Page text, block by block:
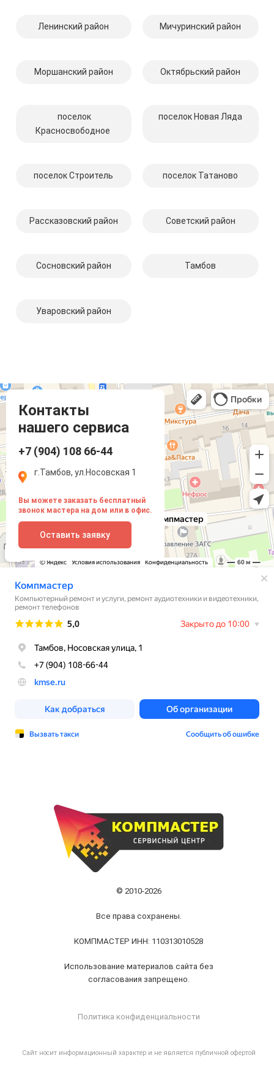
Ленинский район Мичуринский район
Моршанский район Октябрьский район
поселок
Красносвободное
поселок Новая Ляда
поселок Строитель поселок Татаново
Рассказовский район Советский район
Сосновский район Тамбов
Уваровский район
Контакты
нашего сервиса
+7 (904) 108 66-44
г.Тамбов, ул.Носовская 1
Вы можете заказать бесплатный
звонок мастера на дом или в офис.
Оставить заявку
Компмастер
Тамбов
Носовская улица, 1
© 2010-2026
Все права сохранены.
КОМПМАСТЕР ИНН: 110313010528
Использование материалов сайта без
согласования запрещено.
Политика конфиденциальности
Cайт носит информационный характер и не является публичной офертой